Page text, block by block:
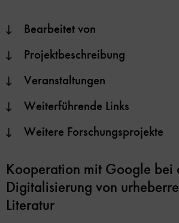
Bearbeitet von
Projektbeschreibung
Veranstaltungen
Weiterführende Links
Weitere Forschungsprojekte
Kooperation mit Google bei
Digitalisierung von
Literatur